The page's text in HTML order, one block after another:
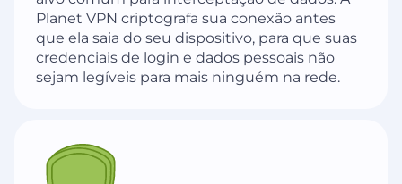
Planet VPN criptografa sua conexão antes
que ela saia do seu dispositivo, para que suas
credenciais de login e dados pessoais não
sejam legíveis para mais ninguém na rede.